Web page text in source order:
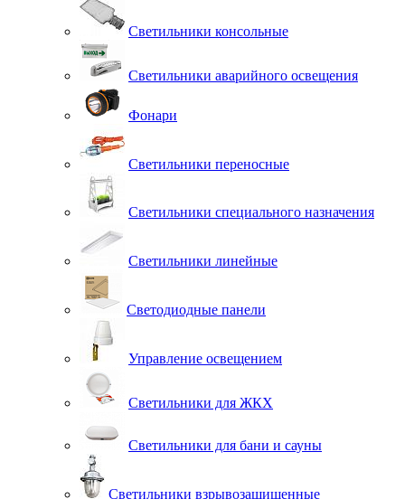
Светильники консольные
Светильники аварийного освещения
Фонари
Светильники переносные
Светильники специального назначения
Светильники линейные
Светодиодные панели
Управление освещением
Светильники для ЖКХ
Светильники для бани и сауны
Светильники взрывозащищенные